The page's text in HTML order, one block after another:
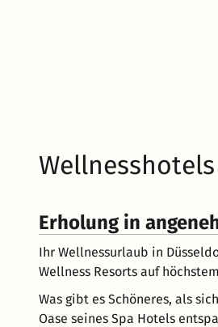
Erholung in
Ihr Wellnessurlaub in
Wellness Resorts auf
Was gibt es Schöneres, als
Oase seines Spa Hotels